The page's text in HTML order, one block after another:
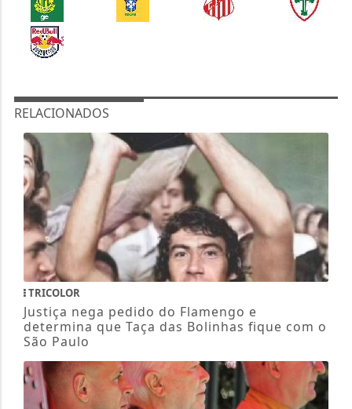
RELACIONADOS
TRICOLOR
Justiça nega pedido do Flamengo e
determina que Taça das Bolinhas fique com o
São Paulo